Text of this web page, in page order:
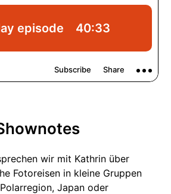
wir mit Kathrin über
Fotoreisen in kleine Gruppen
Japan oder